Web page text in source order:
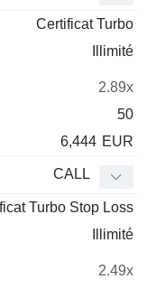
Certificat Turbo
Illimité
2.89x
50
6,444 EUR
CALL
Turbo Stop Loss
Illimité
2.49x